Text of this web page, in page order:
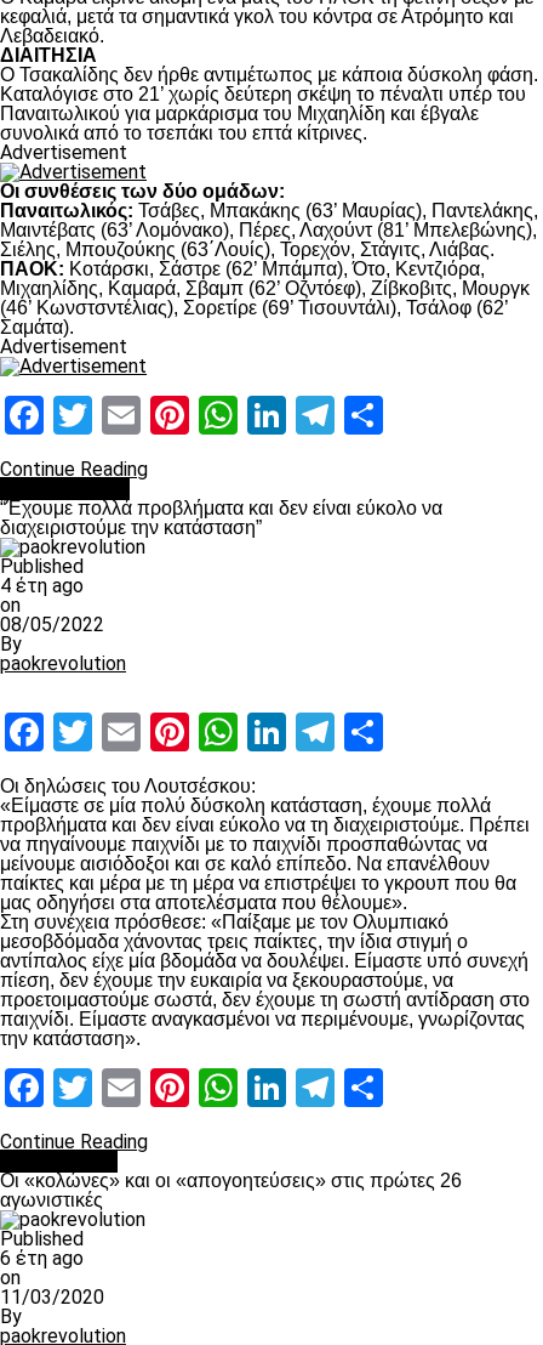
κεφαλιά, μετά τα σημαντικά γκολ του κόντρα σε Ατρόμητο και
Λεβαδειακό.
ΔΙΑΙΤΗΣΙΑ
Ο Τσακαλίδης δεν ήρθε αντιμέτωπος με κάποια δύσκολη φάση.
Καταλόγισε στο 21’ χωρίς δεύτερη σκέψη το πέναλτι υπέρ του
Παναιτωλικού για μαρκάρισμα του Μιχαηλίδη και έβγαλε
συνολικά από το τσεπάκι του επτά κίτρινες.
Advertisement
Οι συνθέσεις των δύο ομάδων:
Παναιτωλικός: Τσάβες, Μπακάκης (63’ Μαυρίας), Παντελάκης,
Μαιντέβατς (63’ Λομόνακο), Πέρες, Λαχούντ (81’ Μπελεβώνης),
Σιέλης, Μπουζούκης (63΄Λουίς), Τορεχόν, Στάγιτς, Λιάβας.
ΠΑΟΚ: Κοτάρσκι, Σάστρε (62’ Μπάμπα), Ότο, Κεντζιόρα,
Μιχαηλίδης, Καμαρά, Σβαμπ (62’ Οζντόεφ), Ζίβκοβιτς, Μουργκ
(46’ Κωνστσντέλιας), Σορετίρε (69’ Τισουντάλι), Τσάλοφ (62’
Σαμάτα).
Advertisement
Facebook
Twitter
EmailPinterest
WhatsApp
LinkedIn
Telegram
Continue Reading
“Έχουμε πολλά προβλήματα και δεν είναι εύκολο να
διαχειριστούμε την κατάσταση”
Published
4 έτη ago
on
08/05/2022
By
paokrevolution
Facebook
Twitter
EmailPinterest
WhatsApp
LinkedIn
Telegram
Οι δηλώσεις του Λουτσέσκου:
«Είμαστε σε μία πολύ δύσκολη κατάσταση, έχουμε πολλά
προβλήματα και δεν είναι εύκολο να τη διαχειριστούμε. Πρέπει
να πηγαίνουμε παιχνίδι με το παιχνίδι προσπαθώντας να
μείνουμε αισιόδοξοι και σε καλό επίπεδο. Να επανέλθουν
παίκτες και μέρα με τη μέρα να επιστρέψει το γκρουπ που θα
μας οδηγήσει στα αποτελέσματα που θέλουμε».
Στη συνέχεια πρόσθεσε: «Παίξαμε με τον Ολυμπιακό
μεσοβδόμαδα χάνοντας τρεις παίκτες, την ίδια στιγμή ο
αντίπαλος είχε μία βδομάδα να δουλέψει. Είμαστε υπό συνεχή
πίεση, δεν έχουμε την ευκαιρία να ξεκουραστούμε, να
προετοιμαστούμε σωστά, δεν έχουμε τη σωστή αντίδραση στο
παιχνίδι. Είμαστε αναγκασμένοι να περιμένουμε, γνωρίζοντας
την κατάσταση».
Facebook
Twitter
EmailPinterest
WhatsApp
LinkedIn
Telegram
Continue Reading
Οι «κολώνες» και οι «απογοητεύσεις» στις πρώτες 26
αγωνιστικές
Published
6 έτη ago
on
11/03/2020
By
paokrevolution